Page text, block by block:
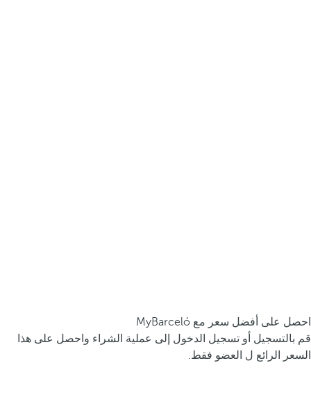
احصل على أفضل سعر مع MyBarceló
قم بالتسجيل أو تسجيل الدخول إلى عملية الشراء واحصل على هذا
السعر الرائع ل العضو فقط.